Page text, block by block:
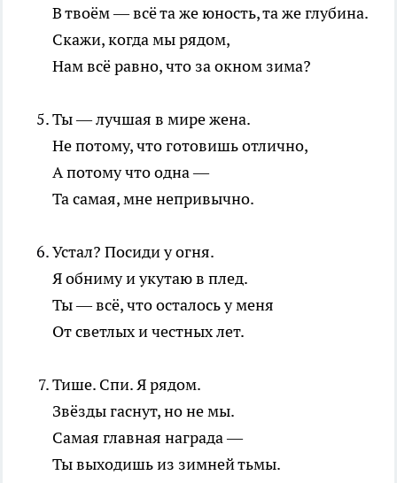
В твоём — всё та же юность, та же глубина.
Скажи, когда мы рядом,
Нам всё равно, что за окном зима?
Ты — лучшая в мире жена.
Не потому, что готовишь отлично,
А потому что одна —
Та самая, мне непривычно.
Устал? Посиди у огня.
Я обниму и укутаю в плед.
Ты — всё, что осталось у меня
От светлых и честных лет.
Тише. Спи. Я рядом.
Звёзды гаснут, но не мы.
Самая главная награда —
Ты выходишь из зимней тьмы.